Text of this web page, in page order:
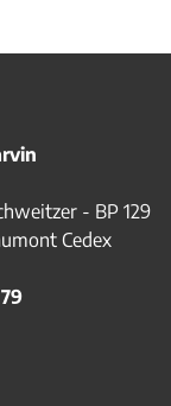
- BP 129
Cedex